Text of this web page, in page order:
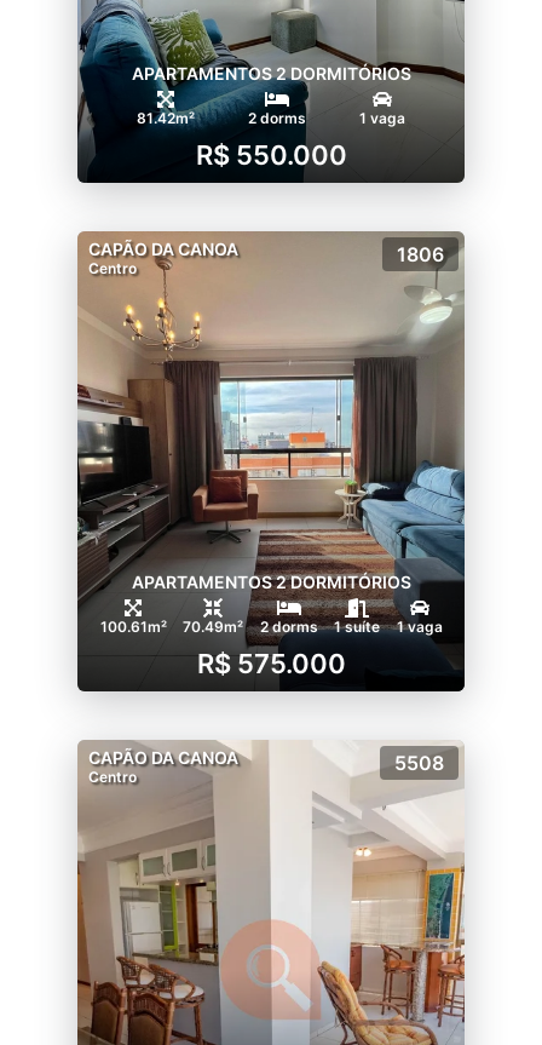
APARTAMENTOS 2 DORMITÓRIOS
81.42m² 2 dorms 1 vaga
R$ 550.000
CAPÃO DA CANOA
Centro
1806
APARTAMENTOS 2 DORMITÓRIOS
100.61m² 70.49m² 2 dorms 1 suíte 1 vaga
R$ 575.000
CAPÃO DA CANOA
Centro
5508